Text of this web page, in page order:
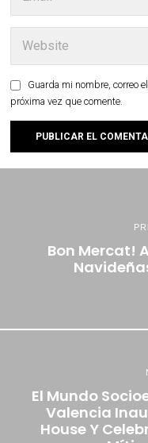
Guarda mi nombre, correo
próxima vez que comente.
Bon Mercat!
El Mundo
Valencia
House Y